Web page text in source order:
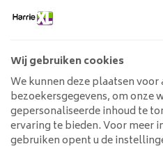
FAQ
Prijs
Min: €0
Wij gebruiken cookies
We kunnen deze plaatsen voor
bezoekersgegevens, om onze
gepersonaliseerde inhoud te
ervaring te bieden. Voor meer
gebruiken opent u de